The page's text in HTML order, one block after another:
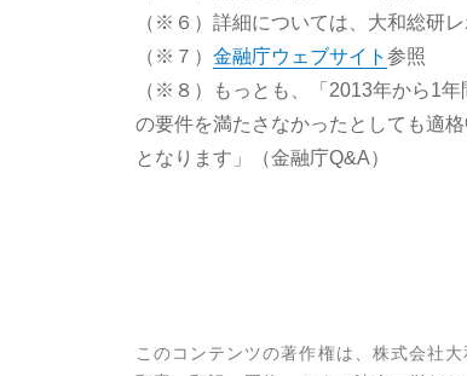
（※６）詳細については、大和総研レ
（※７） 金融庁ウェブサイト 参照
（※８）もっとも、「2013年から1
の要件を満たさなかったとしても適
となります」（金融庁Q&A）
このコンテンツの著作権は、株式会社